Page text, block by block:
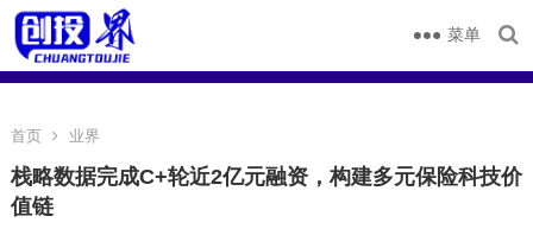
菜单
首页 业界
栈略数据完成C+轮近2亿元融资，构建多元保险科技价
值链